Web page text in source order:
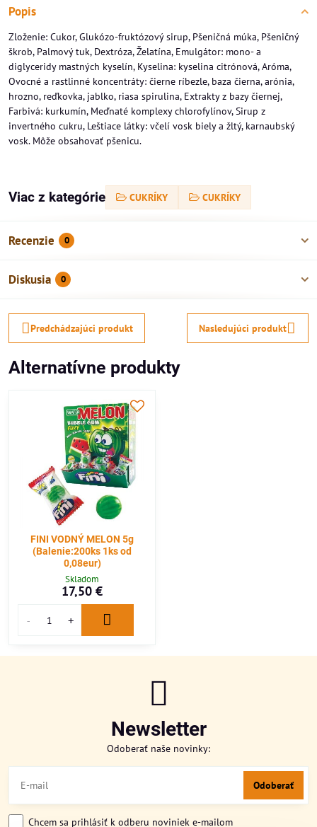
Popis
Zloženie: Cukor, Glukózo-fruktózový sirup, Pšeničná múka, Pšeničný
škrob, Palmový tuk, Dextróza, Želatína, Emulgátor: mono- a
diglyceridy mastných kyselín, Kyselina: kyselina citrónová, Aróma,
Ovocné a rastlinné koncentráty: čierne ríbezle, baza čierna, arónia,
hrozno, reďkovka, jablko, riasa spirulina, Extrakty z bazy čiernej,
Farbivá: kurkumín, Meďnaté komplexy chlorofylínov, Sirup z
invertného cukru, Leštiace látky: včelí vosk biely a žltý, karnaubský
vosk. Môže obsahovať pšenicu.
Viac z kategórie CUKRÍKY CUKRÍKY
Recenzie 0
Diskusia 0
Predchádzajúci produkt Nasledujúci produkt
Alternatívne produkty
FINI VODNÝ MELON 5g
(Balenie:200ks 1ks od
0,08eur)
Skladom
17,50 €
Newsletter
Odoberať naše novinky:
Odoberať
Chcem sa prihlásiť k odberu noviniek e-mailom